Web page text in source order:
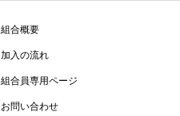
組合概要
加入の流れ
組合員専用ページ
お問い合わせ